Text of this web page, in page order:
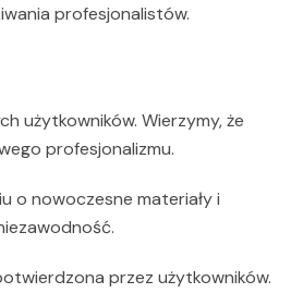
profesjonalistów.
użytkowników. Wierzymy, że
profesjonalizmu.
o nowoczesne materiały i
przez użytkowników.